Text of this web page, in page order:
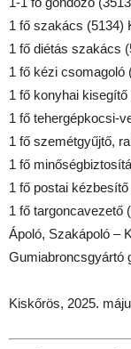
1 fő szakács (5134)
1 fő diétás szakács
1 fő kézi csomagoló
1 fő konyhai
1 fő tehergépkocsi-
1 fő szemétgyűjtő,
1 fő
1 fő postai
1 fő targoncavezető
Ápoló, Szakápoló –
Gumiabroncsgyártó
Kiskőrös, 2025.